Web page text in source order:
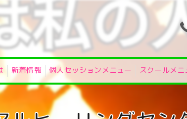
新着情報 個人セッションメニュー スクールメニ